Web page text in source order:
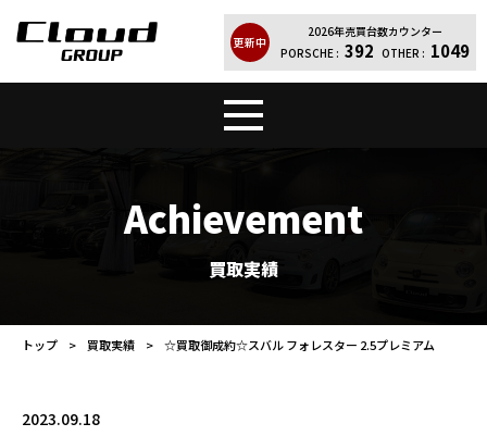
更新中
2026年売買台数カウンター
PORSCHE : 392 OTHER : 1049
お問い合わせ
Achievement
買取実績
トップ 買取実績 ☆買取御成約☆スバル フォレスター 2.5プレミアム
2023.09.18